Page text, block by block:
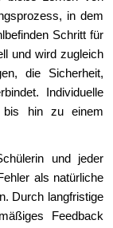
in dem
Schritt für
und wird zugleich
die Sicherheit,
Individuelle
bis hin zu einem
und jeder
als natürliche
Durch langfristige
Feedback